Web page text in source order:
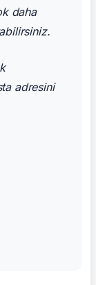
daha
adresini